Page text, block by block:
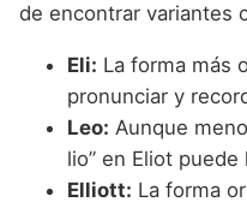
de encontrar variantes
Eli: La forma más
pronunciar y
Leo: Aunque
lio” en Eliot
Elliott: La forma